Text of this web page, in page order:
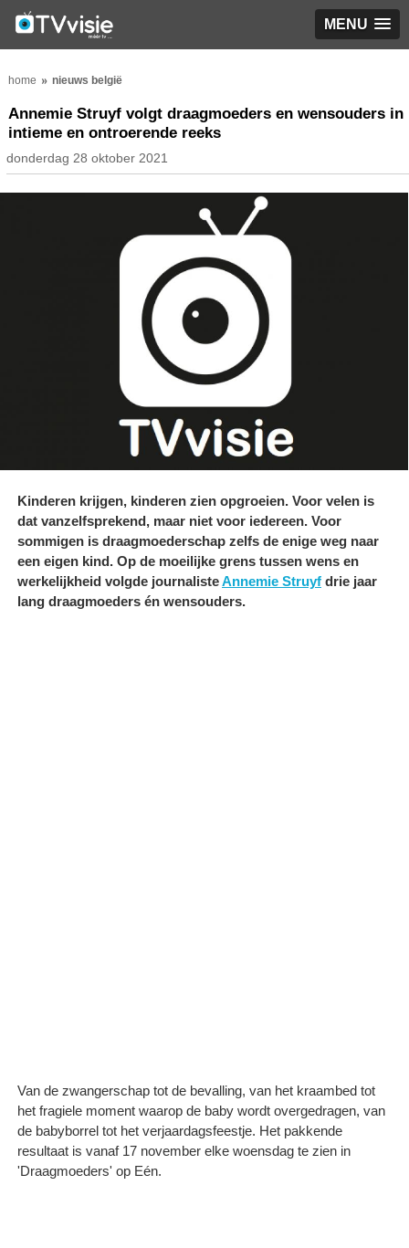
MENU
home nieuws belgië
Annemie Struyf volgt draagmoeders en wensouders in
intieme en ontroerende reeks
donderdag 28 oktober 2021
Kinderen krijgen, kinderen zien opgroeien. Voor velen is
dat vanzelfsprekend, maar niet voor iedereen. Voor
sommigen is draagmoederschap zelfs de enige weg naar
een eigen kind. Op de moeilijke grens tussen wens en
werkelijkheid volgde journalisteAnnemie Struyf drie jaar
lang draagmoeders én wensouders.
Van de zwangerschap tot de bevalling, van het kraambed tot
het fragiele moment waarop de baby wordt overgedragen, van
de babyborrel tot het verjaardagsfeestje. Het pakkende
resultaat is vanaf 17 november elke woensdag te zien in
'Draagmoeders' op Eén.